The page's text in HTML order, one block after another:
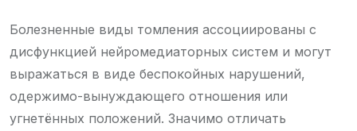
Болезненные виды томления ассоциированы с
дисфункцией нейромедиаторных систем и могут
выражаться в виде беспокойных нарушений,
одержимо-вынуждающего отношения или
угнетённых положений. Значимо отличать